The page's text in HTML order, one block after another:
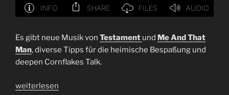
Es gibt neue Musik von Testament und Me And That
Man, diverse Tipps für die heimische Bespaßung und
deepen Cornflakes Talk.
„Folge
weiterlesen